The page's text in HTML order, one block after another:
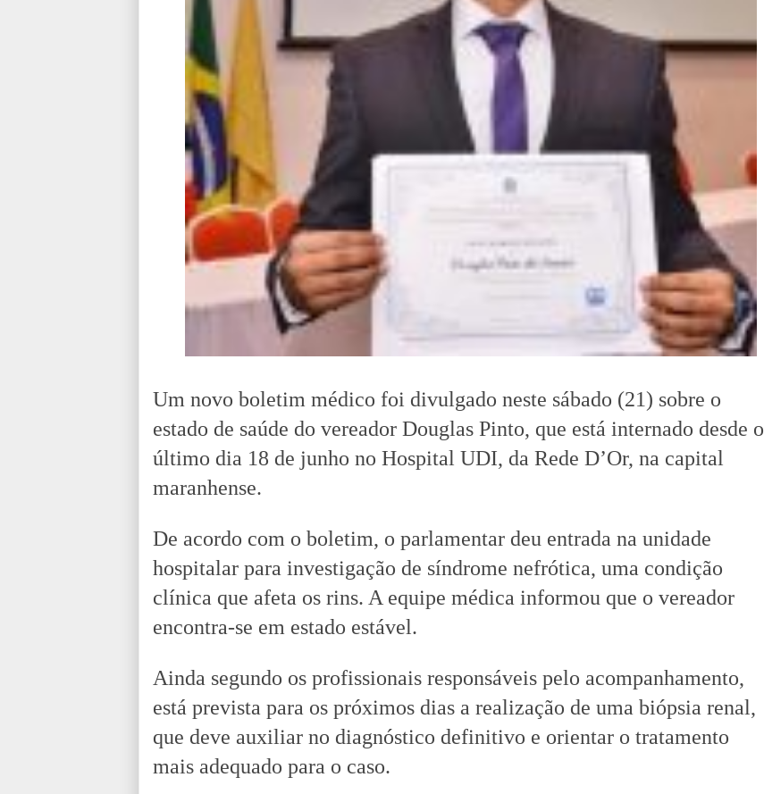
Um novo boletim médico foi divulgado neste sábado (21) sobre o
estado de saúde do vereador Douglas Pinto, que está internado desde o
último dia 18 de junho no Hospital UDI, da Rede D’Or, na capital
maranhense.
De acordo com o boletim, o parlamentar deu entrada na unidade
hospitalar para investigação de síndrome nefrótica, uma condição
clínica que afeta os rins. A equipe médica informou que o vereador
encontra-se em estado estável.
Ainda segundo os profissionais responsáveis pelo acompanhamento,
está prevista para os próximos dias a realização de uma biópsia renal,
que deve auxiliar no diagnóstico definitivo e orientar o tratamento
mais adequado para o caso.